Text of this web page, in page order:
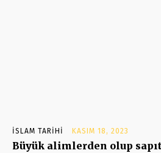
İSLAM TARIHI KASIM 18, 2023
Büyük alimlerden olup